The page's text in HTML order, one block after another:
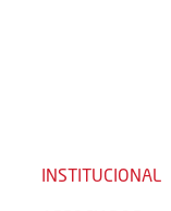
INSTITUCIONAL